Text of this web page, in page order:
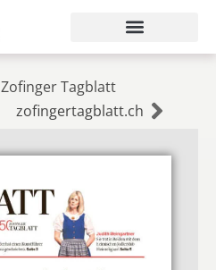
Zofinger Tagblatt
zofingertagblatt.ch